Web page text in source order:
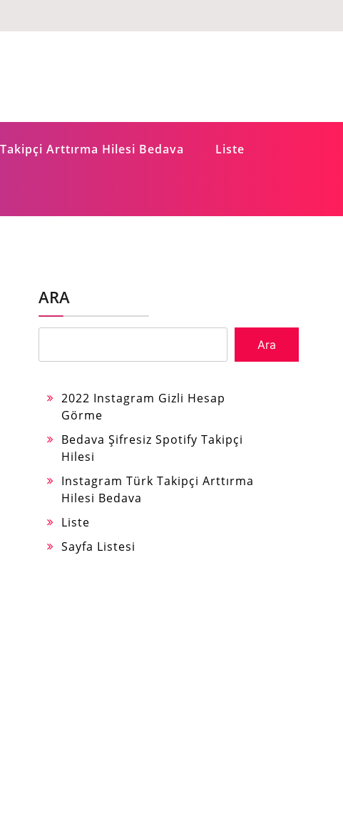
Arttırma Hilesi Bedava Liste
ARA
Ara
2022 Instagram Gizli Hesap
Görme
Bedava Şifresiz Spotify Takipçi
Hilesi
Instagram Türk Takipçi Arttırma
Hilesi Bedava
Liste
Sayfa Listesi